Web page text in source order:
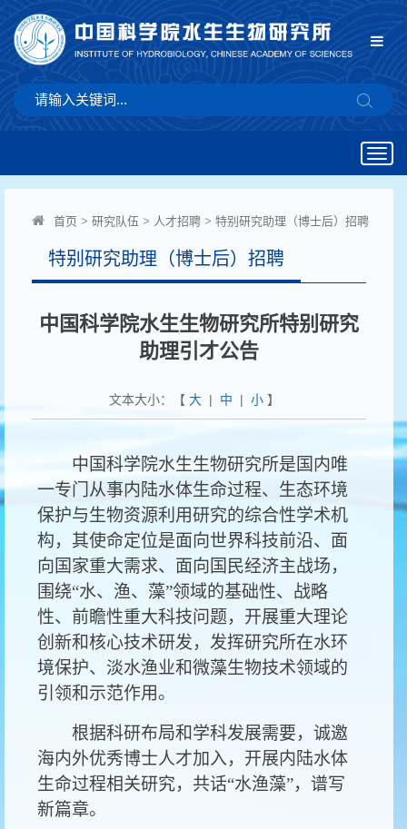
首页 > 研究队伍 > 人才招聘 > 特别研究助理（博士后）招聘
特别研究助理（博士后）招聘
中国科学院水生生物研究所特别研究
助理引才公告
文本大小：【 大| 中 | 小】
中国科学院水生生物研究所是国内唯
一专门从事内陆水体生命过程、生态环境
保护与生物资源利用研究的综合性学术机
构，其使命定位是面向世界科技前沿、面
向国家重大需求、面向国民经济主战场，
围绕“水、渔、藻”领域的基础性、战略
性、前瞻性重大科技问题，开展重大理论
创新和核心技术研发，发挥研究所在水环
境保护、淡水渔业和微藻生物技术领域的
引领和示范作用。
根据科研布局和学科发展需要，诚邀
海内外优秀博士人才加入，开展内陆水体
生命过程相关研究，共话“水渔藻”，谱写
新篇章。